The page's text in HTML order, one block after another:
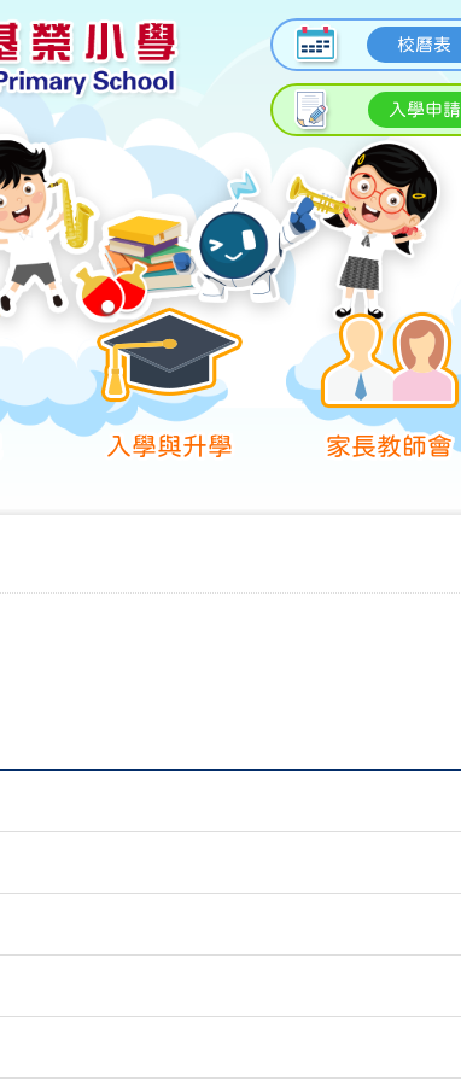
校曆表
入學申請
入學與升學 家長教師會